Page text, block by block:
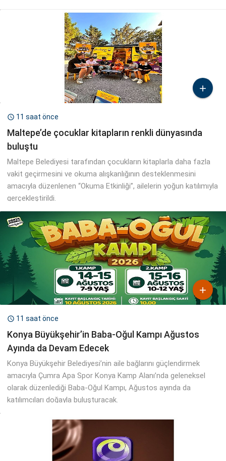

 11 saat önce
Maltepe’de çocuklar kitapların renkli dünyasında
buluştu
Maltepe Belediyesi tarafından çocukların kitaplarla daha fazla
vakit geçirmesini ve okuma alışkanlığının desteklenmesini
amacıyla düzenlenen “Okuma Etkinliği”, ailelerin yoğun katılımıyla
gerçekleştirildi.

 11 saat önce
Konya Büyükşehir’in Baba-Oğul Kampı Ağustos
Ayında da Devam Edecek
Konya Büyükşehir Belediyesi’nin aile bağlarını güçlendirmek
amacıyla Çumra Apa Spor Konya Kamp Alanı’nda geleneksel
olarak düzenlediği Baba-Oğul Kampı, Ağustos ayında da
katılımcıları doğayla buluşturacak.